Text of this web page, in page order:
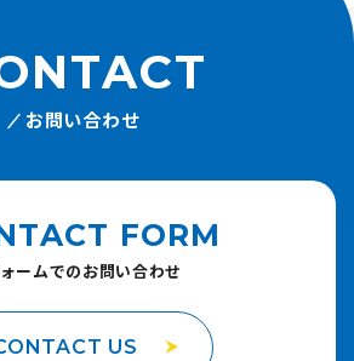
お問い合わせ
FORM
ームでのお問い合わせ
US